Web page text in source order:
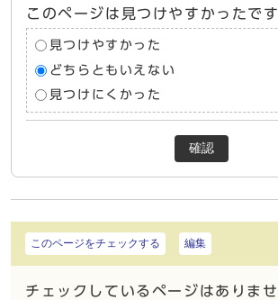
このページは見つけやすかったです
見つけやすかった
どちらともいえない
見つけにくかった
確認
このページをチェックする 編集
チェックしているページはありま